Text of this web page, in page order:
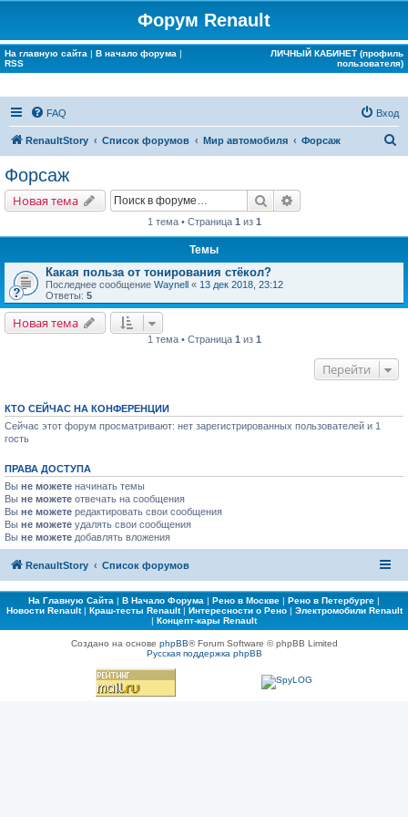
Форум Renault
На главную сайта | В начало форума |
RSS
ЛИЧНЫЙ КАБИНЕТ (профиль
пользователя)
FAQ Вход
RenaultStory Список форумов Мир автомобиля Форсаж
Форсаж
Новая тема Поиск
1 тема • Страница 1 из 1
Темы
Какая польза от тонирования стёкол?
Последнее сообщение Waynell « 13 дек 2018, 23:12
Ответы: 5
Новая тема
1 тема • Страница 1 из 1
Перейти
КТО СЕЙЧАС НА КОНФЕРЕНЦИИ
Сейчас этот форум просматривают: нет зарегистрированных пользователей и 1
гость
ПРАВА ДОСТУПА
Вы не можете начинать темы
Вы не можете отвечать на сообщения
Вы не можете редактировать свои сообщения
Вы не можете удалять свои сообщения
Вы не можете добавлять вложения
RenaultStory Список форумов
На Главную Сайта | В Начало Форума | Рено в Москве | Рено в Петербурге |
Новости Renault| Краш-тесты Renault| Интересности о Рено| Электромобили Renault
| Концепт-кары Renault
Создано на основе phpBB® Forum Software © phpBB Limited
Русская поддержка phpBB